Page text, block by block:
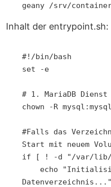
geany /srv/
Inhalt der entrypoint.sh:
#!/bin/bash
set -e
# 1. MariaDB
chown -R
#Falls das
Start mit neuem
if [ ! -d "/var/lib/
Datenverzeichnis..."